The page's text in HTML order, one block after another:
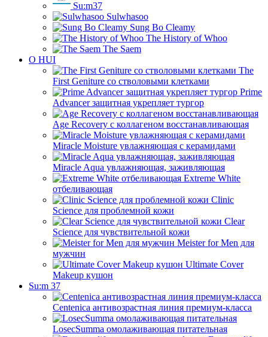
Su:m37
Sulwhasoo
Sung Bo Cleamy
The History of Whoo
The Saem
O HUI
The
First Geniture со стволовыми клетками
Prime
Advancer защитная укрепляет тургор
Age Recovery с коллагеном восстанавливающая
Miracle Moisture увлажняющая с керамидами
Miracle Aqua увлажняющая, заживляющая
Extreme White
отбеливающая
Clinic
Science для проблемной кожи
Clear
Science для чувствительной кожи
Meister for Men для
мужчин
Ultimate Cover
Makeup кушон
Su:m 37
Centenica антивозрастная линия премиум-класса
LosecSumma омолаживающая питательная